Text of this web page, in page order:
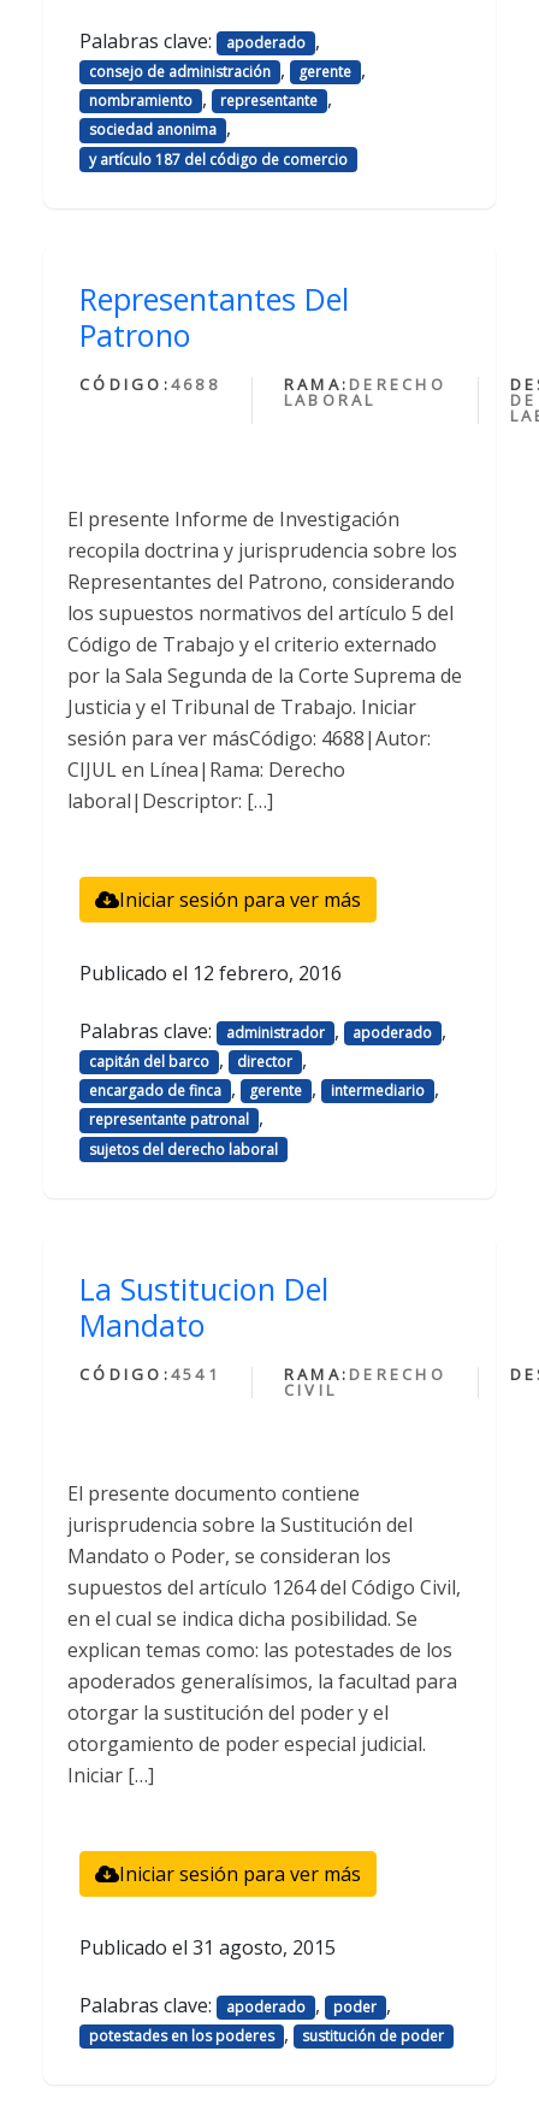
Palabras clave: apoderado ,
consejo de administración , gerente ,
nombramiento , representante ,
sociedad anonima ,
y artículo 187 del código de comercio
Representantes Del
Patrono
CÓDIGO:4688 RAMA: DERECHO
LABORAL
El presente Informe de Investigación
recopila doctrina y jurisprudencia sobre los
Representantes del Patrono, considerando
los supuestos normativos del artículo 5 del
Código de Trabajo y el criterio externado
por la Sala Segunda de la Corte Suprema de
Justicia y el Tribunal de Trabajo. Iniciar
sesión para ver másCódigo: 4688|Autor:
CIJUL en Línea|Rama: Derecho
laboral|Descriptor: […]
Iniciar sesión para ver más
Publicado el 12 febrero, 2016
Palabras clave: administrador , apoderado ,
capitán del barco , director ,
encargado de finca , gerente , intermediario ,
representante patronal ,
sujetos del derecho laboral
La Sustitucion Del
Mandato
CÓDIGO:4541 RAMA: DERECHO
CIVIL
El presente documento contiene
jurisprudencia sobre la Sustitución del
Mandato o Poder, se consideran los
supuestos del artículo 1264 del Código Civil,
en el cual se indica dicha posibilidad. Se
explican temas como: las potestades de los
apoderados generalísimos, la facultad para
otorgar la sustitución del poder y el
otorgamiento de poder especial judicial.
Iniciar […]
Iniciar sesión para ver más
Publicado el 31 agosto, 2015
Palabras clave: apoderado , poder ,
potestades en los poderes , sustitución de poder